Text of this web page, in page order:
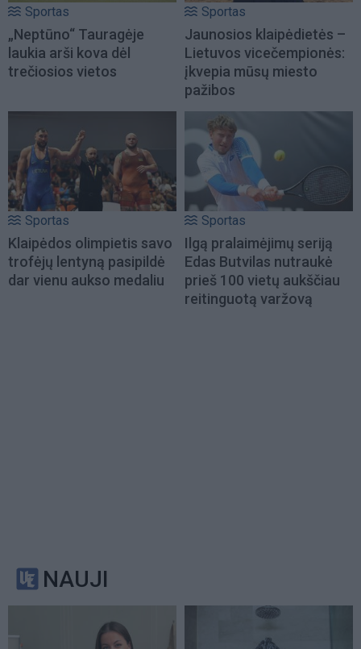
Sportas
„Neptūno“ Tauragėje
laukia arši kova dėl
trečiosios vietos
Sportas
Jaunosios klaipėdietės –
Lietuvos vicečempionės:
įkvepia mūsų miesto
pažibos
Sportas
Klaipėdos olimpietis savo
trofėjų lentyną pasipildė
dar vienu aukso medaliu
Sportas
Ilgą pralaimėjimų seriją
Edas Butvilas nutraukė
prieš 100 vietų aukščiau
reitinguotą varžovą
NAUJI